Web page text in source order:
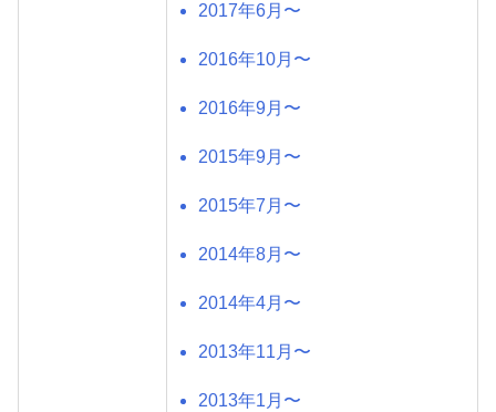
2017年6月〜
2016年10月〜
2016年9月〜
2015年9月〜
2015年7月〜
2014年8月〜
2014年4月〜
2013年11月〜
2013年1月〜